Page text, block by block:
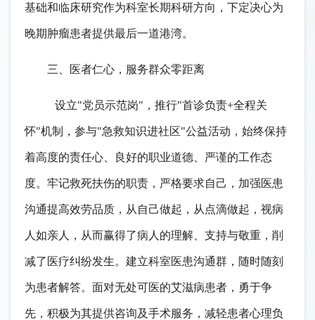
基础和临床研究作为科室长期科研方向，下定决心为
晚期肿瘤患者提供最后一道港湾。
三、医者仁心，服务群众零距离
设立"党员示范岗"，推行"首诊负责+全程关
怀"机制，参与"急救知识进社区"公益活动，始终保持
着高度的责任心、良好的职业道德、严谨的工作态
度。牢记救死扶伤的职责，严格要求自己，加强医患
沟通提高效劳品质，从自己做起，从点滴做起，视病
人如亲人，从而赢得了病人的理解、支持与敬重，削
减了医疗纠纷发生。建立科室医患沟通群，随时随刻
为患者解答。面对无处可医的艾滋病患者，勇于争
先，积极为其提供咨询及手术服务，减轻患者心理负